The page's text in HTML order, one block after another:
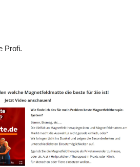
Profi.